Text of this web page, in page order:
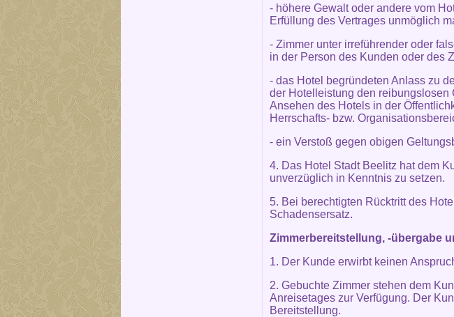
- höhere Gewalt oder andere vom
Erfüllung des Vertrages unmöglich
- Zimmer unter irreführender oder
in der Person des Kunden oder des
- das Hotel begründeten Anlass zu
der Hotelleistung den reibungslosen
Ansehen des Hotels in der
Herrschafts- bzw.
- ein Verstoß gegen obigen
4. Das Hotel Stadt Beelitz hat dem
unverzüglich in Kenntnis zu setzen.
5. Bei berechtigten Rücktritt des
Schadensersatz.
Zimmerbereitstellung, -übergabe
1. Der Kunde erwirbt keinen
2. Gebuchte Zimmer stehen dem
Anreisetages zur Verfügung. Der
Bereitstellung.